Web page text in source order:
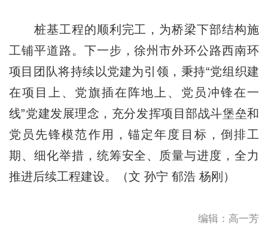
桩基工程的顺利完工，为桥梁下部结构施
工铺平道路。下一步，徐州市外环公路西南环
项目团队将持续以党建为引领，秉持“党组织建
在项目上、党旗插在阵地上、党员冲锋在一
线”党建发展理念，充分发挥项目部战斗堡垒和
党员先锋模范作用，锚定年度目标，倒排工
期、细化举措，统筹安全、质量与进度，全力
推进后续工程建设。（文 孙宁 郁浩 杨刚）
编辑：高一芳